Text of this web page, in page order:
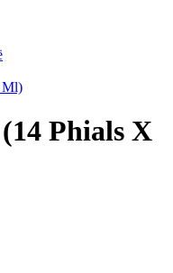
Ml)
Phials X